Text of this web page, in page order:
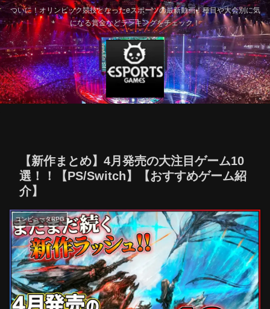
ついに！オリンピック競技となったeスポーツの最新動画！種目や大会別に気
になる賞金などランキングをチェック！
【新作まとめ】4月発売の大注目ゲーム10
選！！【PS/Switch】【おすすめゲーム紹
介】
コンピュータRPG